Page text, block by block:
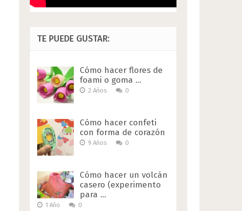
TE PUEDE GUSTAR:
Cómo hacer flores de
foami o goma …
2 Años 0
Cómo hacer confeti
con forma de corazón
9 Años 0
Cómo hacer un volcán
casero (experimento
para …
1 Año 0